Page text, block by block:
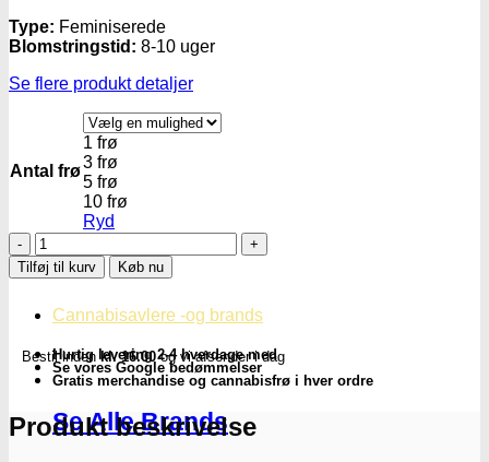
Cannabisavlere -og brands
Se Alle Brands
Type: Feminiserede
Blomstringstid: 8-10 uger
Se flere produkt detaljer
Antal frø
1 frø
3 frø
5 frø
10 frø
Ryd
Super
OG
Kush
Feminiserede
-
Kannabia
antal
Tilføj til kurv Køb nu
Bestil indenkl. 16.00og vi afsender i dag
Hurtig levering 2-4 hverdage med
Se vores Google bedømmelser
Gratis merchandise og cannabisfrø i hver ordre
Produkt beskrivelse